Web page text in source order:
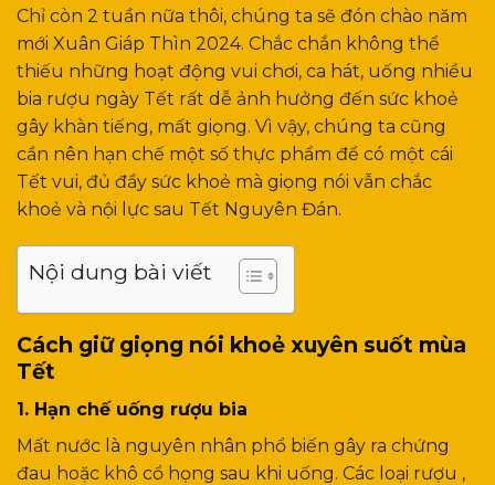
Chỉ còn 2 tuần nữa thôi, chúng ta sẽ đón chào năm
mới Xuân Giáp Thìn 2024. Chắc chắn không thể
thiếu những hoạt động vui chơi, ca hát, uống nhiều
bia rượu ngày Tết rất dễ ảnh hưởng đến sức khoẻ
gây khàn tiếng, mất giọng. Vì vậy, chúng ta cũng
cần nên hạn chế một số thực phẩm để có một cái
Tết vui, đủ đầy sức khoẻ mà giọng nói vẫn chắc
khoẻ và nội lực sau Tết Nguyên Đán.
Nội dung bài viết
Cách giữ giọng nói khoẻ xuyên suốt mùa
Tết
1. Hạn chế uống rượu bia
Mất nước là nguyên nhân phổ biến gây ra chứng
đau hoặc khô cổ họng sau khi uống. Các loại rượu ,